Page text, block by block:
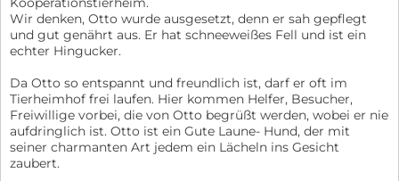
Wir denken, Otto wurde ausgesetzt, denn er sah gepflegt
und gut genährt aus. Er hat schneeweißes Fell und ist ein
echter Hingucker.
Da Otto so entspannt und freundlich ist, darf er oft im
Tierheimhof frei laufen. Hier kommen Helfer, Besucher,
Freiwillige vorbei, die von Otto begrüßt werden, wobei er nie
aufdringlich ist. Otto ist ein Gute Laune- Hund, der mit
seiner charmanten Art jedem ein Lächeln ins Gesicht
zaubert.